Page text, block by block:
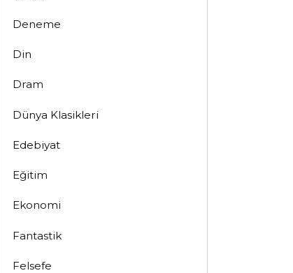
Deneme
Din
Dram
Dünya Klasikleri
Edebiyat
Eğitim
Ekonomi
Fantastik
Felsefe